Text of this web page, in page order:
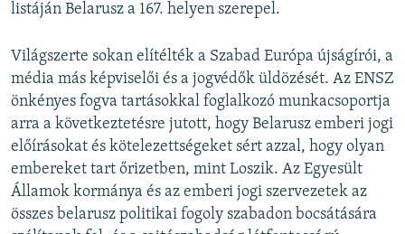
listáján Belarusz a 167. helyen szerepel.
Világszerte sokan elítélték a Szabad Európa újságírói, a
média más képviselői és a jogvédők üldözését. Az ENSZ
önkényes fogva tartásokkal foglalkozó munkacsoportja
arra a következtetésre jutott, hogy Belarusz emberi jogi
előírásokat és kötelezettségeket sért azzal, hogy olyan
embereket tart őrizetben, mint Loszik. Az Egyesült
Államok kormánya és az emberi jogi szervezetek az
összes belarusz politikai fogoly szabadon bocsátására